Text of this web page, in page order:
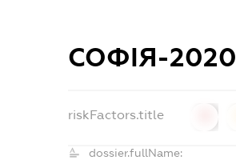
СОФІЯ-2020
riskFactors.title
dossier.fullName: